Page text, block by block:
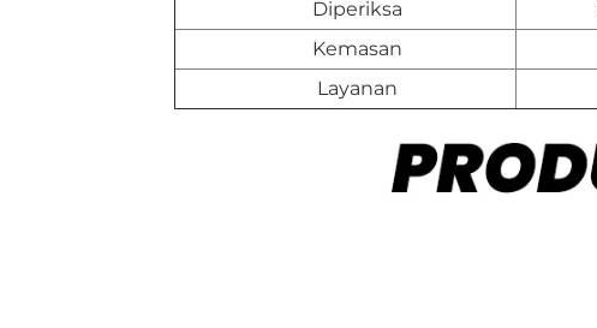
Diperiksa
Kemasan
Layanan